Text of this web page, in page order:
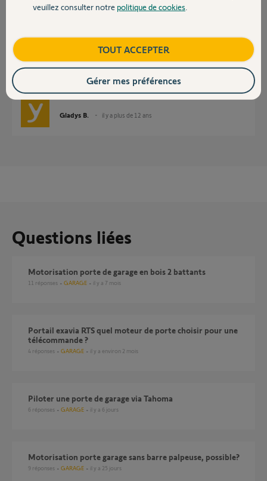
Contact
Il vous faudra unadaptateur spécifique pour porte de battante réf.
Donc voici la notice:
adaptateur_porte_battante.pdf
Gladys B. il y a plus de 12 ans
Questions liées
Motorisation porte de garage en bois 2 battants
11 réponses GARAGE il y a 7 mois
Portail exavia RTS quel moteur de porte choisir pour une
télécommande ?
4 réponses GARAGE il y a environ 2 mois
Piloter une porte de garage via Tahoma
6 réponses GARAGE il y a 6 jours
Motorisation porte garage sans barre palpeuse, possible?
9 réponses GARAGE il y a 25 jours
veuillez consulter notre politique de cookies
TOUT ACCEPTER
Gérer mes préférences